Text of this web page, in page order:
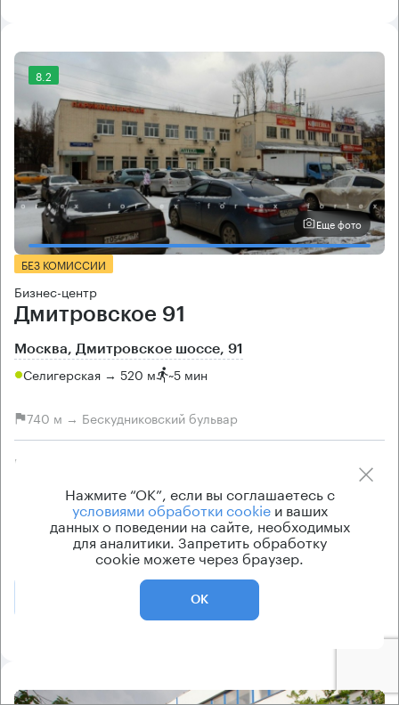
8.2
Еще фото
БЕЗ КОМИССИИ
Бизнес-центр
Дмитровское 91
Москва, Дмитровское шоссе, 91
Селигерская → 520 м ~5 мин
740 м → Бескудниковский бульвар
Класс офисов Тип здания
ОСЗ
Получить презентацию
Нажмите “ОК”, если вы соглашаетесь с
условиями обработки cookieи ваших
данных о поведении на сайте, необходимых
для аналитики. Запретить обработку
cookie можете через браузер.
ОК